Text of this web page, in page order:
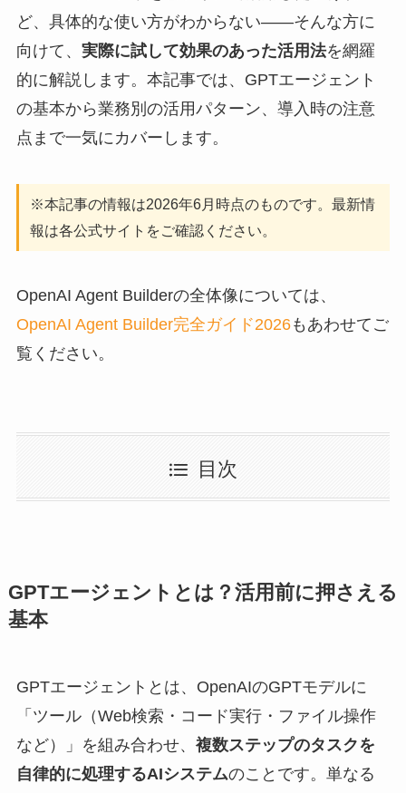
ど、具体的な使い方がわからない——そんな方に
向けて、 実際に試して効果のあった活用法を網羅
的に解説します。本記事では、GPTエージェント
の基本から業務別の活用パターン、導入時の注意
点まで一気にカバーします。
※本記事の情報は2026年6月時点のものです。最新情
報は各公式サイトをご確認ください。
OpenAI Agent Builderの全体像については、
OpenAI Agent Builder完全ガイド2026もあわせてご
覧ください。
目次
GPTエージェントとは？活用前に押さえる
基本
GPTエージェントとは、OpenAIのGPTモデルに
「ツール（Web検索・コード実行・ファイル操作
など）」を組み合わせ、 複数ステップのタスクを
自律的に処理するAIシステムのことです。単なる